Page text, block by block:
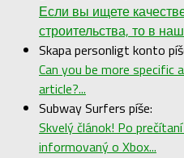
Если вы ищете
строительства, то в
Skapa personligt konto
Can you be more
article?...
Subway Surfers píše:
Skvelý článok! Po
informovaný o Xbox...